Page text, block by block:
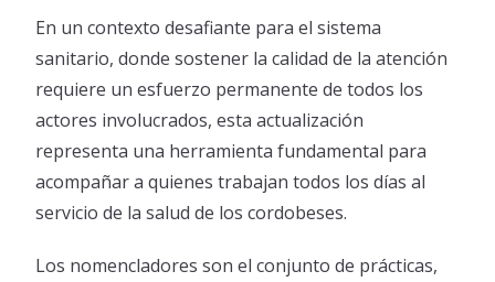
En un contexto desafiante para el sistema
sanitario, donde sostener la calidad de la atención
requiere un esfuerzo permanente de todos los
actores involucrados, esta actualización
representa una herramienta fundamental para
acompañar a quienes trabajan todos los días al
servicio de la salud de los cordobeses.
Los nomencladores son el conjunto de prácticas,